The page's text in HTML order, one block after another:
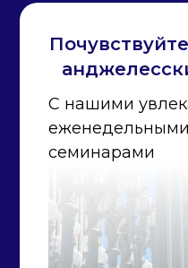
С нашими
семинарами